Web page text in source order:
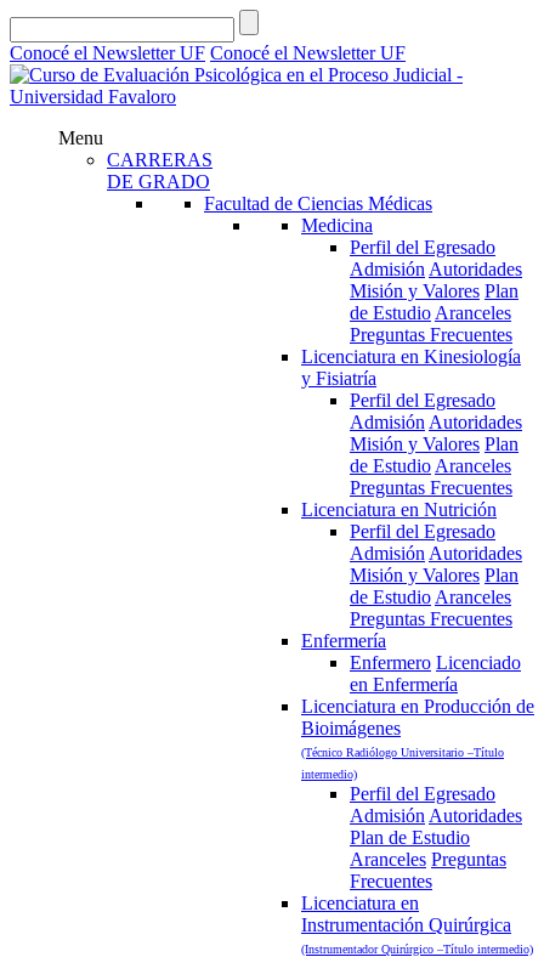
Conocé el Newsletter UF Conocé el Newsletter UF
Menu
CARRERAS
DE GRADO
Facultad de Ciencias Médicas
Medicina
Perfil del Egresado
Admisión Autoridades
Misión y Valores Plan
de Estudio Aranceles
Preguntas Frecuentes
Licenciatura en Kinesiología
y Fisiatría
Perfil del Egresado
Admisión Autoridades
Misión y Valores Plan
de Estudio Aranceles
Preguntas Frecuentes
Licenciatura en Nutrición
Perfil del Egresado
Admisión Autoridades
Misión y Valores Plan
de Estudio Aranceles
Preguntas Frecuentes
Enfermería
Enfermero Licenciado
en Enfermería
Licenciatura en Producción de
Bioimágenes
(Técnico Radiólogo Universitario –Título
intermedio)
Perfil del Egresado
Admisión Autoridades
Plan de Estudio
Aranceles Preguntas
Frecuentes
Licenciatura en
Instrumentación Quirúrgica
(Instrumentador Quirúrgico –Título intermedio)